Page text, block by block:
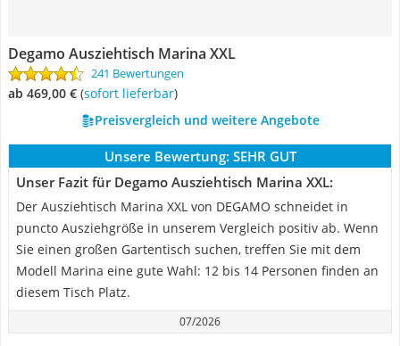
Degamo Ausziehtisch Marina XXL
241 Bewertungen
ab 469,00 € ( Sofort lieferbar)
Preisvergleich und weitere Angebote
Unsere Bewertung: SEHR GUT
Unser Fazit für Degamo Ausziehtisch Marina XXL:
Der Ausziehtisch Marina XXL von DEGAMO schneidet in
puncto Ausziehgröße in unserem Vergleich positiv ab. Wenn
Sie einen großen Gartentisch suchen, treffen Sie mit dem
Modell Marina eine gute Wahl: 12 bis 14 Personen finden an
diesem Tisch Platz.
07/2026